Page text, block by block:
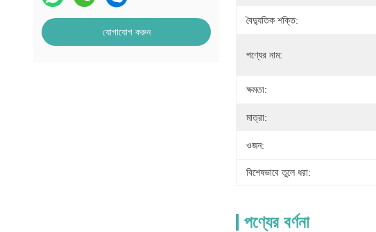
যোগাযোগ করুন
বৈদ্যুতিক শক্তি:
পণ্যের নাম:
ক্ষমতা:
মাত্রা:
ওজন:
বিশেষভাবে তুলে ধরা:
পণ্যের বর্ণনা